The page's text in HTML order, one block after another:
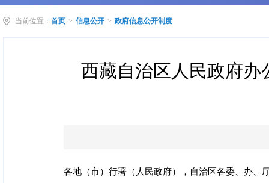
当前位置： 首页 > 信息公开 > 政府信息公开制度
西藏自治区人民政府
各地（市）行署（人民政府），自治区各委、办、